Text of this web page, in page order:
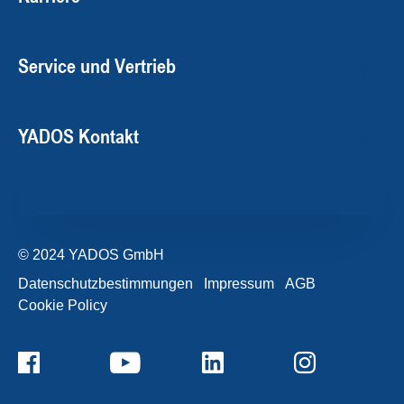
Service und Vertrieb
YADOS Kontakt
© 2024 YADOS GmbH
Datenschutzbestimmungen
Impressum
AGB
Cookie Policy